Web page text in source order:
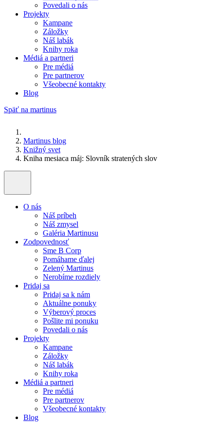
Povedali o nás
Projekty
Kampane
Záložky
Náš labák
Knihy roka
Médiá a partneri
Pre médiá
Pre partnerov
Všeobecné kontakty
Blog
Späť na martinus
Martinus blog
Knižný svet
Kniha mesiaca máj: Slovník stratených slov
O nás
Náš príbeh
Náš zmysel
Galéria Martinusu
Zodpovednosť
Sme B Corp
Pomáhame ďalej
Zelený Martinus
Nerobíme rozdiely
Pridaj sa
Pridaj sa k nám
Aktuálne ponuky
Výberový proces
Pošlite mi ponuku
Povedali o nás
Projekty
Kampane
Záložky
Náš labák
Knihy roka
Médiá a partneri
Pre médiá
Pre partnerov
Všeobecné kontakty
Blog